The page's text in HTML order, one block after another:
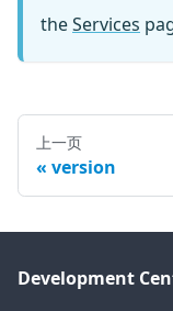
theServices
上一页
version
Development